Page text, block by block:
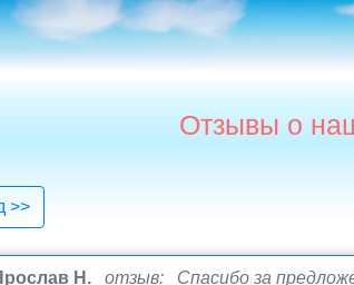
Отзывы о
>>
Н.
отзыв: Спасибо за